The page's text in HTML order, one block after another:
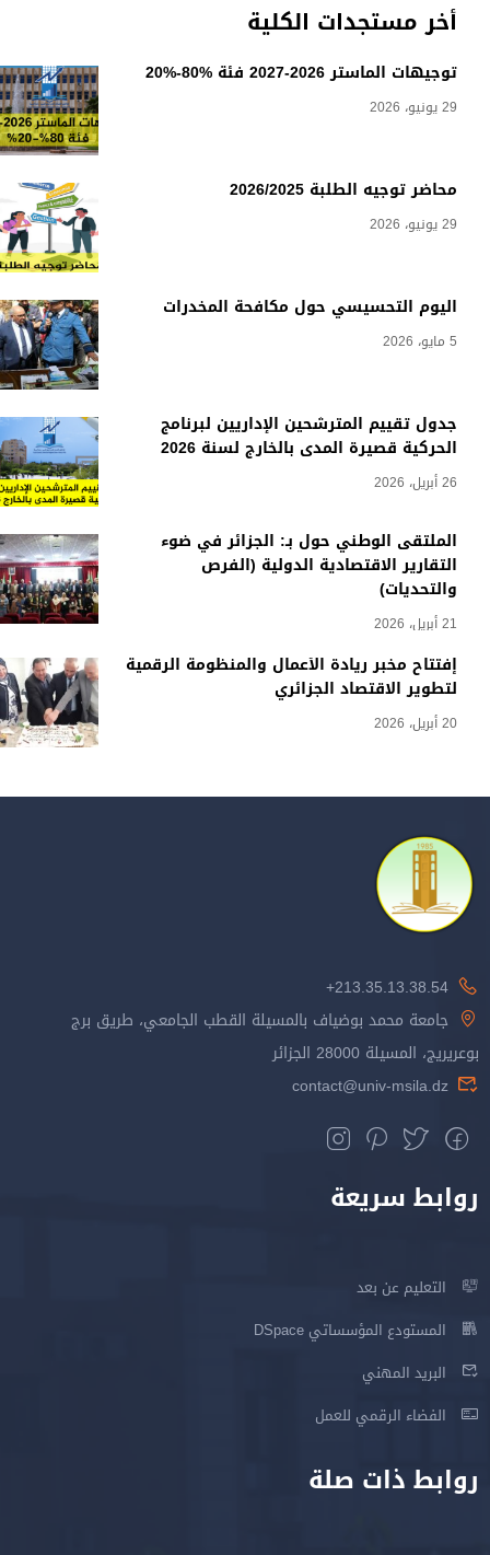
أخر مستجدات الكلية
توجيهات الماستر 2026-2027 فئة %80-%20
29 يونيو، 2026
محاضر توجيه الطلبة 2026/2025
29 يونيو، 2026
اليوم التحسيسي حول مكافحة المخدرات
5 مايو، 2026
جدول تقييم المترشحين الإداريين لبرنامج
الحركية قصيرة المدى بالخارج لسنة 2026
26 أبريل، 2026
الملتقى الوطني حول بـ: الجزائر في ضوء
التقارير الاقتصادية الدولية (الفرص
والتحديات)
21 أبريل، 2026
إفتتاح مخبر ريادة الأعمال والمنظومة الرقمية
لتطوير الاقتصاد الجزائري
20 أبريل، 2026
213.35.13.38.54+
جامعة محمد بوضياف بالمسيلة القطب الجامعي، طريق برج
بوعريريج، المسيلة 28000 الجزائر
contact@univ-msila.dz
روابط سريعة
التعليم عن بعد
المستودع المؤسساتي DSpace
البريد المهني
الفضاء الرقمي للعمل
روابط ذات صلة